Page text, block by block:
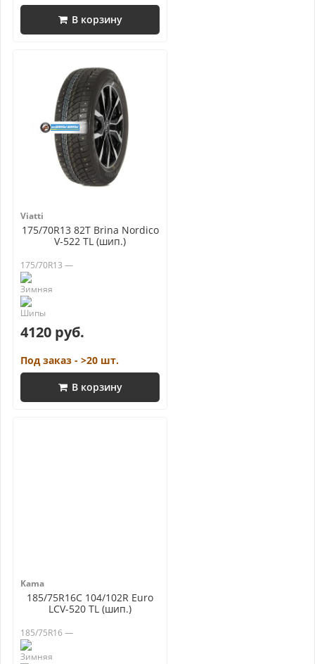
В корзину
Viatti
175/70R13 82T Brina Nordico
V-522 TL (шип.)
175/70R13 —
4120 руб.
Под заказ - >20 шт.
В корзину
Kama
185/75R16C 104/102R Euro
LCV-520 TL (шип.)
185/75R16 —